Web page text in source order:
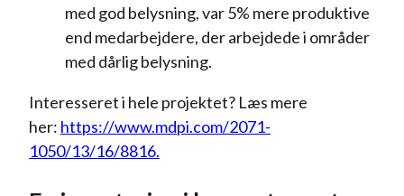
med god belysning, var 5% mere produktive
end medarbejdere, der arbejdede i områder
med dårlig belysning.
Interesseret i hele projektet? Læs mere
her: https://www.mdpi.com/2071-
1050/13/16/8816.